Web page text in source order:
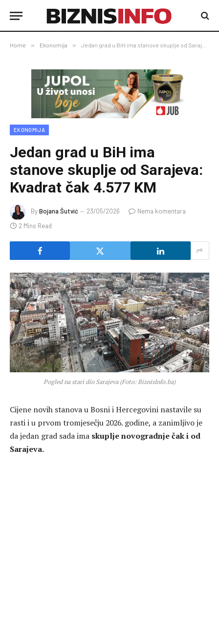
Home » Ekonomija » Jedan grad u BiH ima stanove skuplje od Sarajeva: Kvadrat čak 4.577 KM
EKONOMIJA
Jedan grad u BiH ima
stanove skuplje od Sarajeva:
Kvadrat čak 4.577 KM
ByBojana Šutvić 23/05/2026
Nema komentara
2 Mins Read
Pogled na stari dio Sarajeva (Foto: BiznisInfo.ba)
Cijene novih stanova u Bosni i Hercegovini nastavile su
rasti i u prvom tromjesečju 2026. godine, a zanimljivo je
da jedan grad sada ima skuplje novogradnje čak i od
Sarajeva.